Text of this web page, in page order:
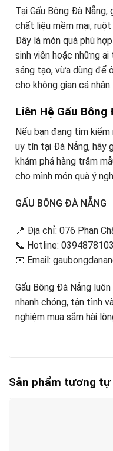
Tại Gấu Bông Đà
chất liệu mềm mại,
Đây là món quà phù
sinh viên hoặc những
sáng tạo, vừa dùng để
cho không gian cá nhân.
Liên Hệ Gấu Bông
Nếu bạn đang tìm
uy tín tại Đà Nẵng, hãy
khám phá hàng trăm
cho mình món quà ý
GẤU BÔNG ĐÀ NẴNG
📍 Địa chỉ: 076 Phan
📞 Hotline: 0394878103
📧 Email:
Gấu Bông Đà Nẵng
nhanh chóng, tận tình
nghiệm mua sắm hài
Sản phẩm tương tự